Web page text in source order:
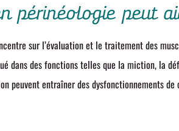
périnéologie peut
sur l’évaluation et le traitement des
dans des fonctions telles que la miction, la
peuvent entraîner des dysfonctionnements de